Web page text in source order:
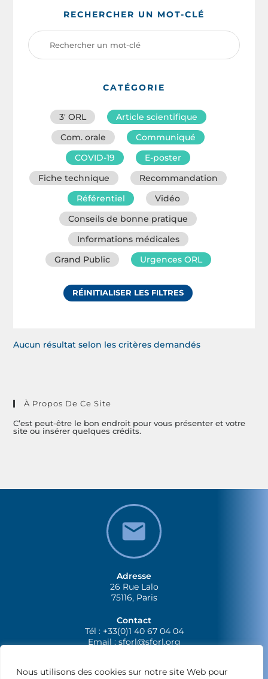
Nous utilisons des cookies sur notre site Web pour
RECHERCHER UN MOT-CLÉ
CATÉGORIE
3′ ORL
Article scientifique
Com. orale
Communiqué
COVID-19
E-poster
Fiche technique
Recommandation
Référentiel
Vidéo
Conseils de bonne pratique
Informations médicales
Grand Public
Urgences ORL
RÉINITIALISER LES FILTRES
Aucun résultat selon les critères demandés
À Propos De Ce Site
C’est peut-être le bon endroit pour vous présenter et votre
site ou insérer quelques crédits.
Adresse
26 Rue Lalo
75116, Paris
Contact
Tél : +33(0)1 40 67 04 04
Email :sforl@sforl.org